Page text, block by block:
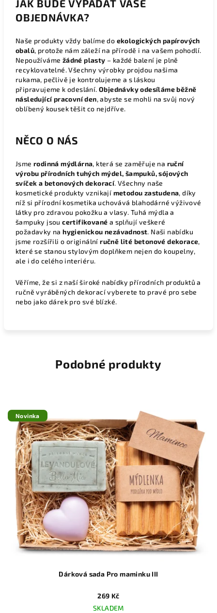
JAK BUDE VYPADAT VAŠE
OBJEDNÁVKA?
Naše produkty vždy balíme do ekologických papírových
obalů, protože nám záleží na přírodě i na vašem pohodlí.
Nepoužíváme žádné plasty – každé balení je plně
recyklovatelné. Všechny výrobky projdou našima
rukama, pečlivě je kontrolujeme a s láskou
připravujeme k odeslání. Objednávky odesíláme běžně
následující pracovní den, abyste se mohli na svůj nový
oblíbený kousek těšit co nejdříve.
NĚCO O NÁS
Jsme rodinná mýdlárna, která se zaměřuje na ruční
výrobu přírodních tuhých mýdel, šampuků, sójových
svíček a betonových dekorací. Všechny naše
kosmetické produkty vznikají metodou zastudena, díky
níž si přírodní kosmetika uchovává blahodárné výživové
látky pro zdravou pokožku a vlasy. Tuhá mýdla a
šampuky jsoucertifikované a splňují veškeré
požadavky nahygienickou nezávadnost. Naši nabídku
jsme rozšířili o originálníručně lité betonové dekorace,
které se stanou stylovým doplňkem nejen do koupelny,
ale i do celého interiéru.
Věříme, že si z naší široké nabídky přírodních produktů a
ručně vyráběných dekorací vyberete to pravé pro sebe
nebo jako dárek pro své blízké.
Podobné produkty
Novinka
Dárková sada Pro maminku III
269 Kč
SKLADEM